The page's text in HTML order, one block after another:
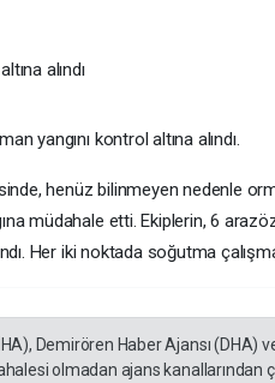
alındı
yangını kontrol altına alındı.
henüz bilinmeyen nedenle
müdahale etti. Ekiplerin, 6
Her iki noktada soğutma
Demirören Haber Ajansı (DHA)
olmadan ajans kanallarından